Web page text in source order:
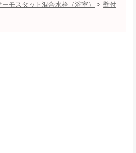
ーモスタット混合水栓（浴室） > 壁付